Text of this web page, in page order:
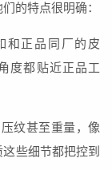
的特点很明确：
和正品同厂的皮
度都贴近正品工
纹甚至重量，像
些细节都把控到